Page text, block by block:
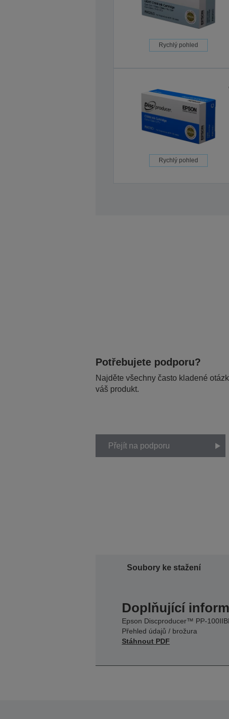
Rychlý pohled
Rychlý pohled
Potřebujete podporu?
Najděte všechny často kladené
váš produkt.
Přejít na podporu
Soubory ke stažení
Doplňující
Epson Discproducer™ PP-
Přehled údajů / brožura
Stáhnout PDF